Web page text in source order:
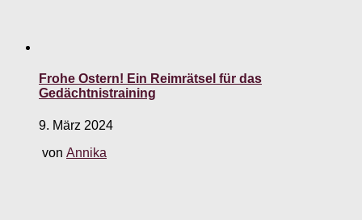
Frohe Ostern! Ein Reimrätsel für das
Gedächtnistraining
9. März 2024
von Annika